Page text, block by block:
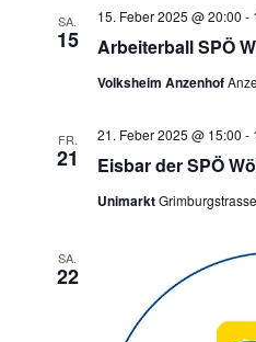
SA.
15 Arbeiterball SPÖ
15. Feber 2025 @ 20:00 -
Volksheim Anzenhof
FR.
21 Eisbar der SPÖ
21. Feber 2025 @ 15:00 -
Unimarkt
SA.
22